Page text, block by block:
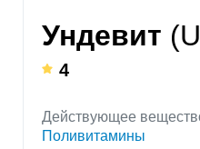
Ундевит
4
Действующее
Поливитамины